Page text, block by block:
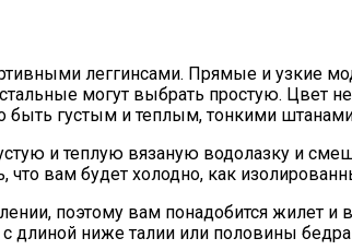
леггинсами. Прямые и узкие
могут выбрать простую. Цвет
быть густым и теплым, тонкими
и теплую вязаную водолазку и
что вам будет холодно, как
поэтому вам понадобится жилет и
с длиной ниже талии или половины